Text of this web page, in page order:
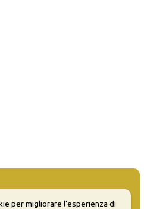
per migliorare l’esperienza di